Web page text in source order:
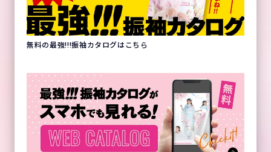
無料の最強!!!振袖カタログはこちら